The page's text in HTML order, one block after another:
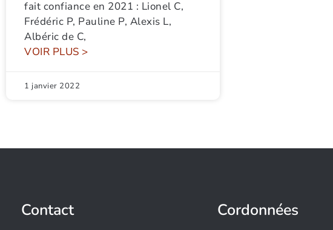
fait confiance en 2021 : Lionel C,
Frédéric P, Pauline P, Alexis L,
Albéric de C,
VOIR PLUS >
1 janvier 2022
Contact Cordonnées